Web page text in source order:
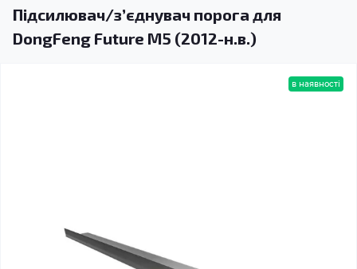
Підсилювач/зʼєднувач порога для
DongFeng Future M5 (2012-н.в.)
в наявності